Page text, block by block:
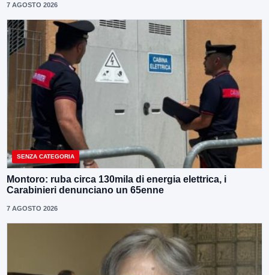
7 AGOSTO 2026
SENZA CATEGORIA
Montoro: ruba circa 130mila di energia elettrica, i
Carabinieri denunciano un 65enne
7 AGOSTO 2026